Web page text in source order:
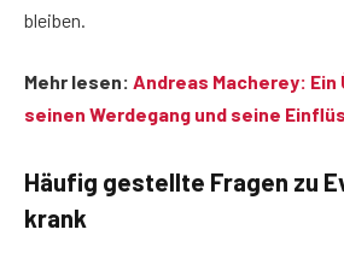
bleiben.
Mehr lesen: Andreas Macherey: Ein
seinen Werdegang und seine
Häufig gestellte Fragen zu
krank